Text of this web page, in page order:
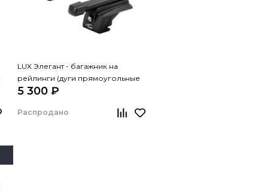
LUX Элегант - багажник на
рейлинги (дуги прямоугольные
черные, 1,2м)
5 300 ₽
Распродано